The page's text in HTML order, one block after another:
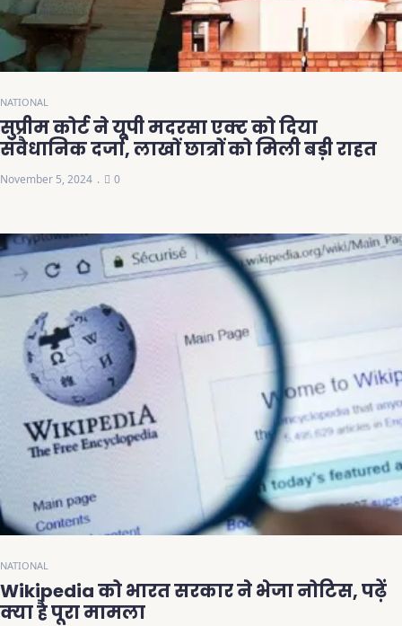
NATIONAL
सुप्रीम कोर्ट ने यूपी मदरसा एक्ट को दिया
संवैधानिक दर्जा, लाखों छात्रों को मिली बड़ी राहत
November 5, 2024 0
NATIONAL
Wikipedia को भारत सरकार ने भेजा नोटिस, पढ़ें
क्या है पूरा मामला